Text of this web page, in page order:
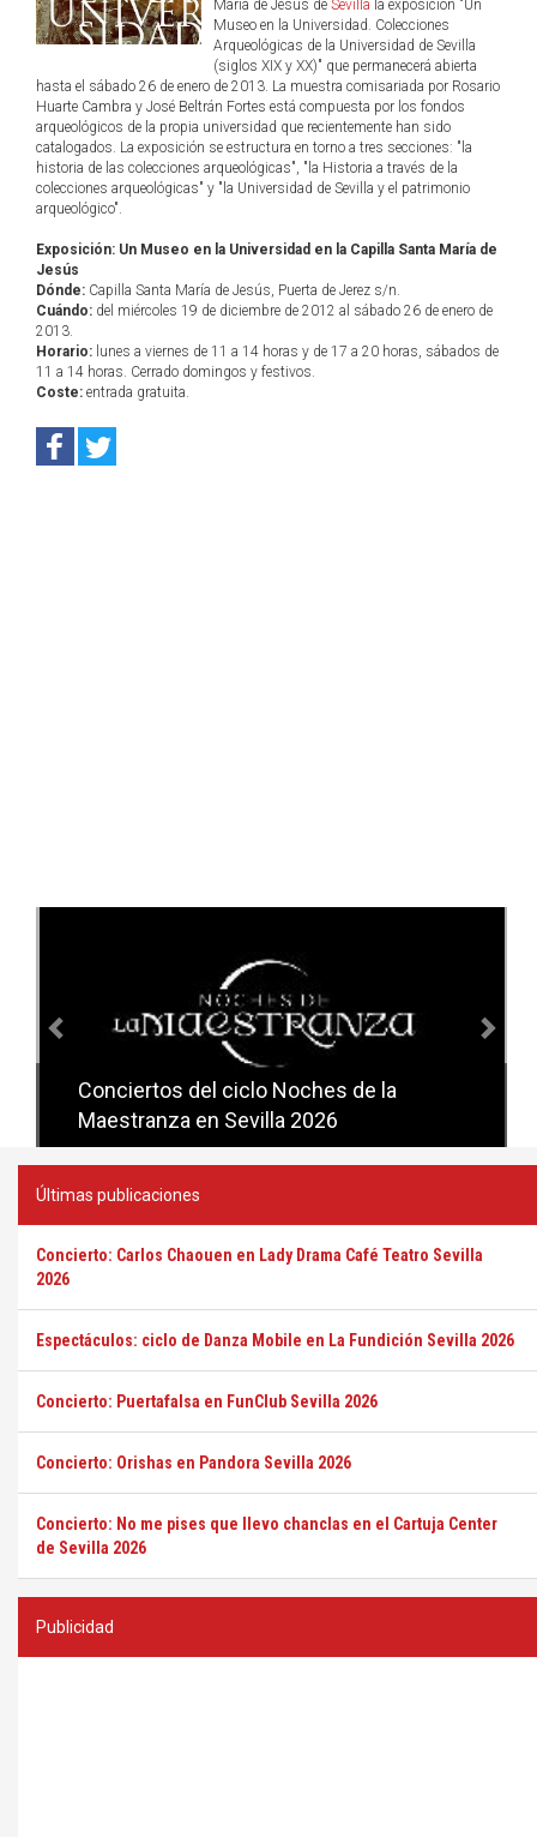
María de Jesús de Sevilla la exposición "Un
Museo en la Universidad. Colecciones
Arqueológicas de la Universidad de Sevilla
(siglos XIX y XX)" que permanecerá abierta
hasta el sábado 26 de enero de 2013. La muestra comisariada por Rosario
Huarte Cambra y José Beltrán Fortes está compuesta por los fondos
arqueológicos de la propia universidad que recientemente han sido
catalogados. La exposición se estructura en torno a tres secciones: "la
historia de las colecciones arqueológicas", "la Historia a través de la
colecciones arqueológicas" y "la Universidad de Sevilla y el patrimonio
arqueológico".
Exposición: Un Museo en la Universidad en la Capilla Santa María de
Jesús
Dónde: Capilla Santa María de Jesús, Puerta de Jerez s/n.
Cuándo: del miércoles 19 de diciembre de 2012 al sábado 26 de enero de
2013.
Horario: lunes a viernes de 11 a 14 horas y de 17 a 20 horas, sábados de
11 a 14 horas. Cerrado domingos y festivos.
Coste: entrada gratuita.
Conciertos del ciclo Noches de la
Maestranza en Sevilla 2026
Conciertos del ciclo Candlelight en
Sevilla
Últimas publicaciones
Concierto: Carlos Chaouen en Lady Drama Café Teatro Sevilla
2026
Espectáculos: ciclo de Danza Mobile en La Fundición Sevilla 2026
Concierto: Puertafalsa en FunClub Sevilla 2026
Concierto: Orishas en Pandora Sevilla 2026
Concierto: No me pises que llevo chanclas en el Cartuja Center
de Sevilla 2026
Publicidad